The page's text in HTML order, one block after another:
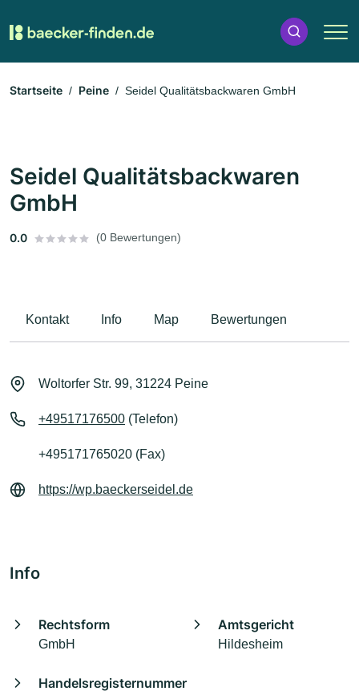
Startseite Peine Seidel Qualitätsbackwaren GmbH
Seidel Qualitätsbackwaren
GmbH
0.0 (0 Bewertungen)
Kontakt Info Map Bewertungen
Woltorfer Str. 99, 31224 Peine
+49517176500 (Telefon)
+495171765020 (Fax)
https://wp.baeckerseidel.de
Info
Rechtsform
GmbH
Amtsgericht
Hildesheim
Handelsregisternummer